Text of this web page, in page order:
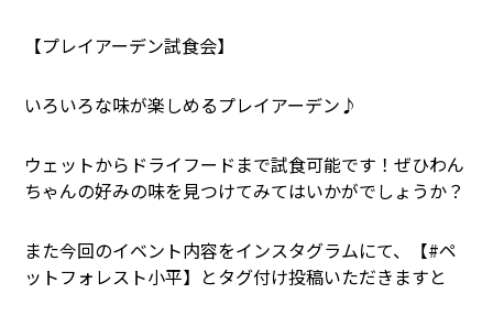
【プレイアーデン試食会】
いろいろな味が楽しめるプレイアーデン♪
ウェットからドライフードまで試食可能です！ぜひわん
ちゃんの好みの味を見つけてみてはいかがでしょうか？
また今回のイベント内容をインスタグラムにて、【#ペ
ットフォレスト小平】とタグ付け投稿いただきますと